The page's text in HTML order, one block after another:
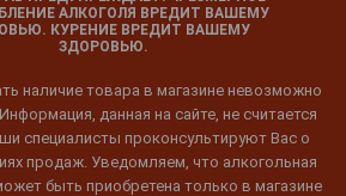
АЛКОГОЛЯ ВРЕДИТ ВАШЕМУ
КУРЕНИЕ ВРЕДИТ ВАШЕМУ
ЗДОРОВЬЮ.
наличие товара в магазине невозможно
данная на сайте, не считается
специалисты проконсультируют Вас о
продаж. Уведомляем, что алкогольная
быть приобретена только в магазине